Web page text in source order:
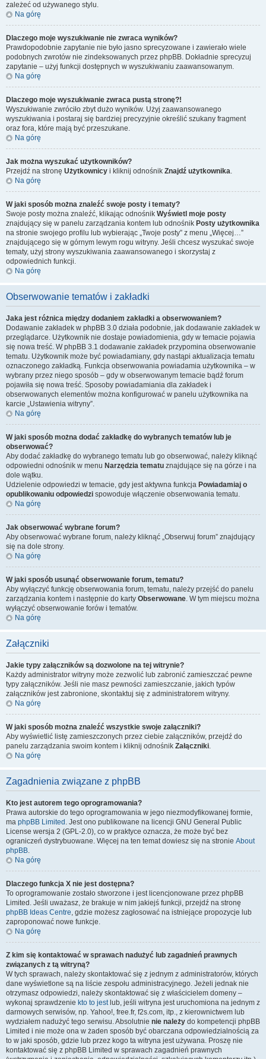
zależeć od używanego stylu.
Na górę
Dlaczego moje wyszukiwanie nie zwraca wyników?
Prawdopodobnie zapytanie nie było jasno sprecyzowane i zawierało wiele
podobnych zwrotów nie zindeksowanych przez phpBB. Dokładnie sprecyzuj
zapytanie – użyj funkcji dostępnych w wyszukiwaniu zaawansowanym.
Na górę
Dlaczego moje wyszukiwanie zwraca pustą stronę?!
Wyszukiwanie zwróciło zbyt dużo wyników. Użyj zaawansowanego
wyszukiwania i postaraj się bardziej precyzyjnie określić szukany fragment
oraz fora, które mają być przeszukane.
Na górę
Jak można wyszukać użytkowników?
Przejdź na stronę Użytkownicy i kliknij odnośnik Znajdź użytkownika.
Na górę
W jaki sposób można znaleźć swoje posty i tematy?
Swoje posty można znaleźć, klikając odnośnik Wyświetl moje posty
znajdujący się w panelu zarządzania kontem lub odnośnik Posty użytkownika
na stronie swojego profilu lub wybierając „Twoje posty” z menu „Więcej…”
znajdującego się w górnym lewym rogu witryny. Jeśli chcesz wyszukać swoje
tematy, użyj strony wyszukiwania zaawansowanego i skorzystaj z
odpowiednich funkcji.
Na górę
Obserwowanie tematów i zakładki
Jaka jest różnica między dodaniem zakładki a obserwowaniem?
Dodawanie zakładek w phpBB 3.0 działa podobnie, jak dodawanie zakładek w
przeglądarce. Użytkownik nie dostaje powiadomienia, gdy w temacie pojawia
się nowa treść. W phpBB 3.1 dodawanie zakładek przypomina obserwowanie
tematu. Użytkownik może być powiadamiany, gdy nastąpi aktualizacja tematu
oznaczonego zakładką. Funkcja obserwowania powiadamia użytkownika – w
wybrany przez niego sposób – gdy w obserwowanym temacie bądź forum
pojawiła się nowa treść. Sposoby powiadamiania dla zakładek i
obserwowanych elementów można konfigurować w panelu użytkownika na
karcie „Ustawienia witryny”.
Na górę
W jaki sposób można dodać zakładkę do wybranych tematów lub je
obserwować?
Aby dodać zakładkę do wybranego tematu lub go obserwować, należy kliknąć
odpowiedni odnośnik w menu Narzędzia tematu znajdujące się na górze i na
dole wątku.
Udzielenie odpowiedzi w temacie, gdy jest aktywna funkcja Powiadamiaj o
opublikowaniu odpowiedzi spowoduje włączenie obserwowania tematu.
Na górę
Jak obserwować wybrane forum?
Aby obserwować wybrane forum, należy kliknąć „Obserwuj forum” znajdujący
się na dole strony.
Na górę
W jaki sposób usunąć obserwowanie forum, tematu?
Aby wyłączyć funkcję obserwowania forum, tematu, należy przejść do panelu
zarządzania kontem i następnie do karty Obserwowane. W tym miejscu można
wyłączyć obserwowanie forów i tematów.
Na górę
Załączniki
Jakie typy załączników są dozwolone na tej witrynie?
Każdy administrator witryny może zezwolić lub zabronić zamieszczać pewne
typy załączników. Jeśli nie masz pewności zamieszczanie, jakich typów
załączników jest zabronione, skontaktuj się z administratorem witryny.
Na górę
W jaki sposób można znaleźć wszystkie swoje załączniki?
Aby wyświetlić listę zamieszczonych przez ciebie załączników, przejdź do
panelu zarządzania swoim kontem i kliknij odnośnik Załączniki.
Na górę
Zagadnienia związane z phpBB
Kto jest autorem tego oprogramowania?
Prawa autorskie do tego oprogramowania w jego niezmodyfikowanej formie,
ma phpBB Limited . Jest ono publikowane na licencji GNU General Public
License wersja 2 (GPL-2.0), co w praktyce oznacza, że może być bez
ograniczeń dystrybuowane. Więcej na ten temat dowiesz się na stronie About
phpBB.
Na górę
Dlaczego funkcja X nie jest dostępna?
To oprogramowanie zostało stworzone i jest licencjonowane przez phpBB
Limited. Jeśli uważasz, że brakuje w nim jakiejś funkcji, przejdź na stronę
phpBB Ideas Centre, gdzie możesz zagłosować na istniejące propozycje lub
zaproponować nowe funkcje.
Na górę
Z kim się kontaktować w sprawach nadużyć lub zagadnień prawnych
związanych z tą witryną?
W tych sprawach, należy skontaktować się z jednym z administratorów, których
dane wyświetlone są na liście zespołu administracyjnego. Jeżeli jednak nie
otrzymasz odpowiedzi, należy skontaktować się z właścicielem domeny –
wykonaj sprawdzenie kto to jestlub, jeśli witryna jest uruchomiona na jednym z
darmowych serwisów, np. Yahoo!, free.fr, f2s.com, itp., z kierownictwem lub
wydziałem nadużyć tego serwisu. Absolutnie nie należy do kompetencji phpBB
Limited i nie może ona w żaden sposób być obarczana odpowiedzialnością za
to w jaki sposób, gdzie lub przez kogo ta witryna jest używana. Proszę nie
kontaktować się z phpBB Limited w sprawach zagadnień prawnych